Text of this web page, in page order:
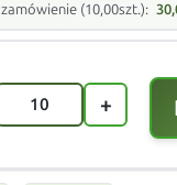
(10,00szt.):
+